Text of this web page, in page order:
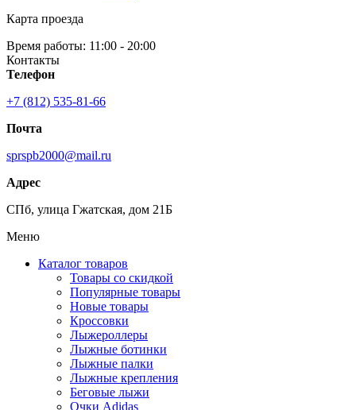
Карта проезда
Время работы: 11:00 - 20:00
Контакты
Телефон
+7 (812) 535-81-66
Почта
sprspb2000@mail.ru
Адрес
СПб, улица Гжатская, дом 21Б
Меню
Каталог товаров
Товары со скидкой
Популярные товары
Новые товары
Кроссовки
Лыжероллеры
Лыжные ботинки
Лыжные палки
Лыжные крепления
Беговые лыжи
Очки Adidas